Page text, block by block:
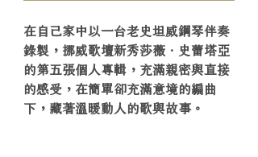
在自己家中以一台老史坦威鋼琴伴奏
錄製，挪威歌壇新秀莎薇．史蕾塔亞
的第五張個人專輯，充滿親密與直接
的感受，在簡單卻充滿意境的編曲
下，藏著溫暖動人的歌與故事。